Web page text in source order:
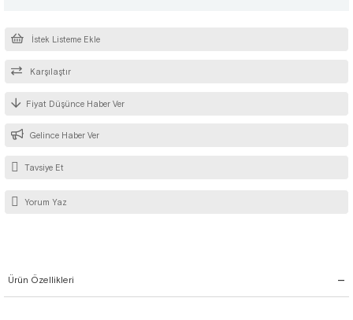
İstek Listeme Ekle
Karşılaştır
Fiyat Düşünce Haber Ver
Gelince Haber Ver
Tavsiye Et
Yorum Yaz
Ürün Özellikleri